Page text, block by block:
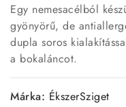
Egy nemesacélból
gyönyörű, de
dupla soros
a bokaláncot.
Márka: ÉkszerSziget